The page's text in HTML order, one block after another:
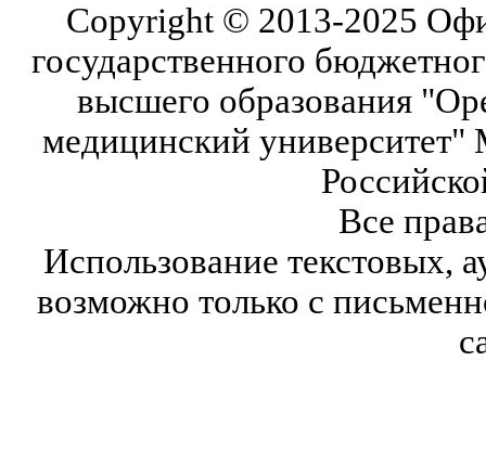
Copyright © 2013-2025
государственного
высшего образования
медицинский университет"
Все
Использование текстовых,
возможно только с